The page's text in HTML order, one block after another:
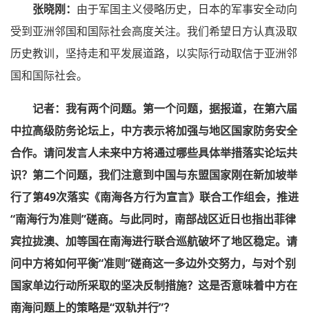
张晓刚： 由于军国主义侵略历史，日本的军事安全动向
受到亚洲邻国和国际社会高度关注。我们希望日方认真汲取
历史教训，坚持走和平发展道路，以实际行动取信于亚洲邻
国和国际社会。
记者：我有两个问题。第一个问题，据报道，在第六届
中拉高级防务论坛上，中方表示将加强与地区国家防务安全
合作。请问发言人未来中方将通过哪些具体举措落实论坛共
识？第二个问题，我们注意到中国与东盟国家刚在新加坡举
行了第49次落实《南海各方行为宣言》联合工作组会，推进
“南海行为准则”磋商。与此同时，南部战区近日也指出菲律
宾拉拢澳、加等国在南海进行联合巡航破坏了地区稳定。请
问中方将如何平衡“准则”磋商这一多边外交努力，与对个别
国家单边行动所采取的坚决反制措施？这是否意味着中方在
南海问题上的策略是“双轨并行”？